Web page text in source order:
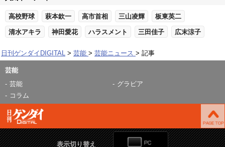
高校野球 萩本欽一 高市首相 三山凌輝 板東英二
清水アキラ 神田愛花 ハラスメント 三田佳子 広末涼子
日刊ゲンダイDIGITAL 芸能 芸能ニュース 記事
芸能
芸能
グラビア
コラム
表示切り替え